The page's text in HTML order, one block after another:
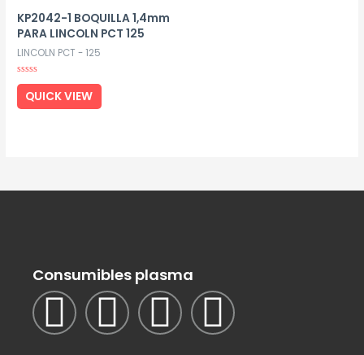
KP2042-1 BOQUILLA 1,4mm
PARA LINCOLN PCT 125
LINCOLN PCT - 125
Rated
out
of
QUICK VIEW
Consumibles plasma